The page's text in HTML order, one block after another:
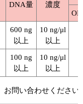
DNA量
濃度
OD
600 ng
以上
10 ng/μl
以上
100 ng
以上
10 ng/μl
以上
お問い合わせください